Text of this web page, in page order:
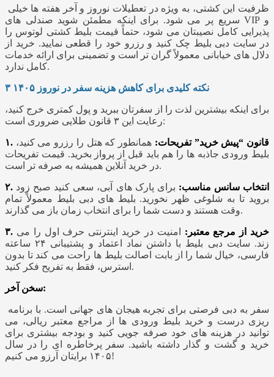
سریع پر می شود. برای اینکه مطمئن شوید صندلی‌ های VIP و
پذیرایی کامل نصیبتان می شود، حتماً قیمت بلیط کشتی لوتوس را
در سایت دبی بلیط چک کنید و رزرو خود را قطعی نمایید. خرید از
دلال‌ های خیابانی معمولاً گران‌ تر است و تضمینی برای ارائه خدمات
کامل ندارد.
۳ نکته کلیدی برای کاهش هزینه سفر در نوروز ۱۴۰۵
برای اینکه بیشترین لذت را از سفرتان ببرید و پول کمتری خرج کنید،
رعایت این ۳ قانون طلایی ضروری است:
۱. قانون “پیش خرید” تفریحات: همانطور که هتل را رزرو می کنید،
بلیط ورودی جاذبه‌ ها را هم باید قبل از پرواز بخرید. قیمت تفریحات
در خرید آنلاین همیشه به‌ صرفه‌ تر است.
۲. انتخاب سانس مناسب: برای پارک‌ های آبی، سعی کنید صبح زود
بروید تا به شلوغی ظهر نخورید. بلیط‌ های دبی بلیط معمولاً تمام
وقت هستند و دست شما را برای انتخاب زمان باز می گذارند.
۳. خرید از مرجع معتبر:
امنیت در خرید اینترنتی حرف اول را می
زند. سایت دبی بلیط با داشتن نماد اعتماد و پشتیبانی ۲۴ ساعته
فارسی، خیال شما را از بابت اصالت بلیط‌ ها راحت می کند تا بدون
استرس، فقط به تفریح فکر کنید.
سخن آخر:
ریزی درست و خرید بلیط‌ ورودی ها از مراجع معتبر ریالی، می
توانید در هزینه‌ های خود صرفه‌ جویی کنید و بودجه بیشتری برای
خرید و گشت و گذار داشته باشید. سفر پرخاطره‌ ای را در سال
۱۴۰۵ برایتان آرزو می کنیم!